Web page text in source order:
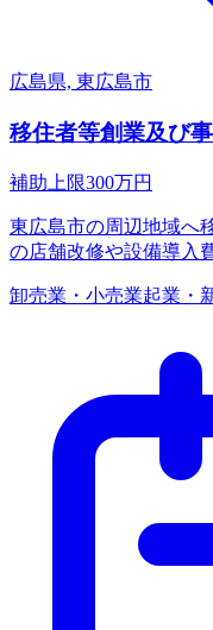
広島県, 東広島市
移住者等創業及び
補助上限300万円
東広島市の周辺地域へ
の店舗改修や設備導入
卸売業・小売業起業・